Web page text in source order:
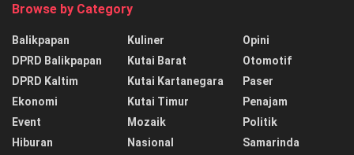
Browse by Category
Balikpapan
DPRD Balikpapan
DPRD Kaltim
Ekonomi
Event
Hiburan
Kuliner
Kutai Barat
Kutai Kartanegara
Kutai Timur
Mozaik
Nasional
Opini
Otomotif
Paser
Penajam
Politik
Samarinda